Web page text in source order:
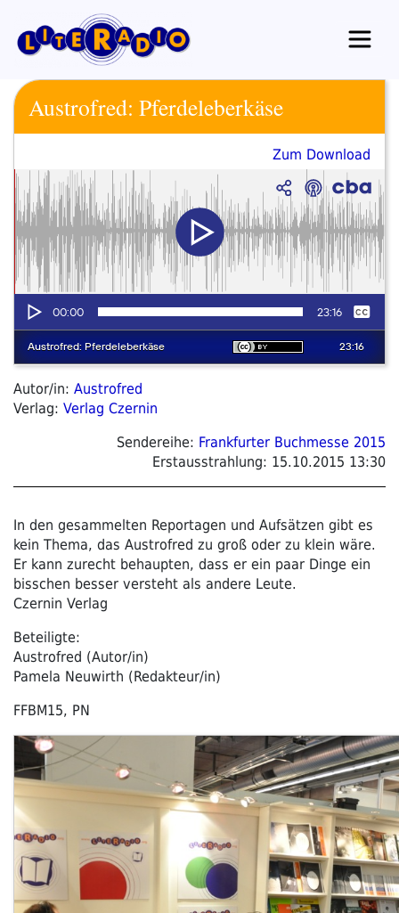
Inhalt
springen
Austrofred: Pferdeleberkäse
Zum Download
Autor/in: Austrofred
Verlag: Verlag Czernin
Sendereihe: Frankfurter Buchmesse 2015
Erstausstrahlung: 15.10.2015 13:30
In den gesammelten Reportagen und Aufsätzen gibt es
kein Thema, das Austrofred zu groß oder zu klein wäre.
Er kann zurecht behaupten, dass er ein paar Dinge ein
bisschen besser versteht als andere Leute.
Czernin Verlag
Beteiligte:
Austrofred (Autor/in)
Pamela Neuwirth (Redakteur/in)
FFBM15, PN